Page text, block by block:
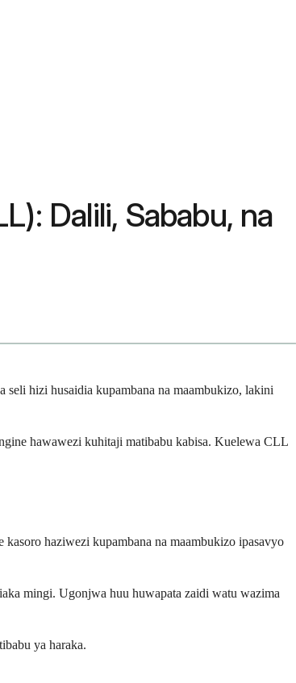
Dalili, Sababu, na
hizi husaidia kupambana na maambukizo, lakini
hawawezi kuhitaji matibabu kabisa. Kuelewa CLL
haziwezi kupambana na maambukizo ipasavyo
mingi. Ugonjwa huu huwapata zaidi watu wazima
ya haraka.